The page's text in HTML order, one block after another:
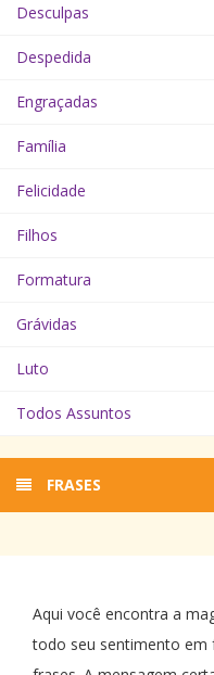
Desculpas
Despedida
Engraçadas
Família
Felicidade
Filhos
Formatura
Grávidas
Luto
Todos Assuntos
FRASES
Aqui você encontra a
todo seu sentimento em